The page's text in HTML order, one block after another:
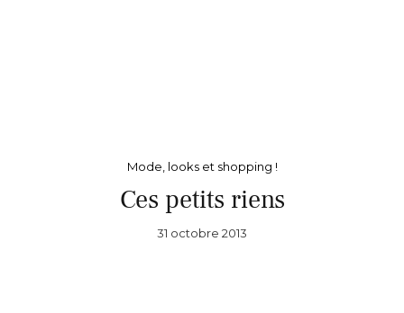
Mode, looks et shopping !
Ces petits riens
31 octobre 2013